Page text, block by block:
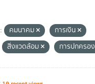
คมนาคม
การเงิน
สิ่งแวดล้อม การปกครอง